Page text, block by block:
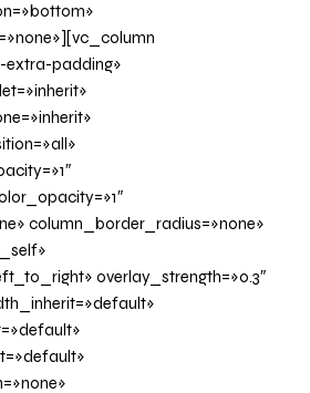
extra-padding»
column_border_radius=»none»
overlay_strength=»0.3″